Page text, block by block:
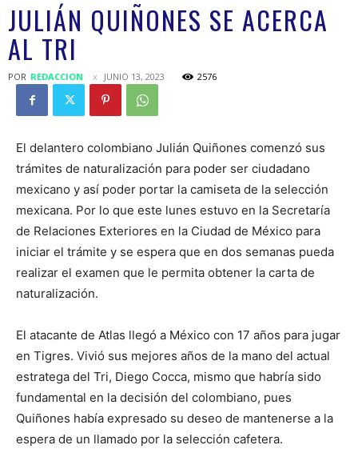
JULIÁN QUIÑONES SE ACERCA
AL TRI
POR REDACCION JUNIO 13, 2023 2576
El delantero colombiano Julián Quiñones comenzó sus
trámites de naturalización para poder ser ciudadano
mexicano y así poder portar la camiseta de la selección
mexicana. Por lo que este lunes estuvo en la Secretaría
de Relaciones Exteriores en la Ciudad de México para
iniciar el trámite y se espera que en dos semanas pueda
realizar el examen que le permita obtener la carta de
naturalización.
El atacante de Atlas llegó a México con 17 años para jugar
en Tigres. Vivió sus mejores años de la mano del actual
estratega del Tri, Diego Cocca, mismo que habría sido
fundamental en la decisión del colombiano, pues
Quiñones había expresado su deseo de mantenerse a la
espera de un llamado por la selección cafetera.